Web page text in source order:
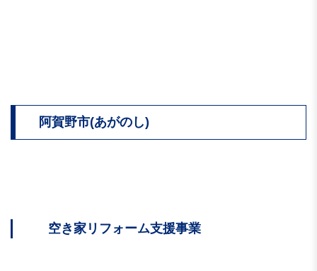
阿賀野市(あがのし)
空き家リフォーム支援事業